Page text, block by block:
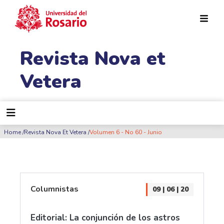
Revista Nova et
Vetera
Ruta de navegación
Home Revista Nova Et Vetera Volumen 6 - No 60 - Junio
Columnistas 09 | 06 | 20
Editorial: La conjunción de los astros